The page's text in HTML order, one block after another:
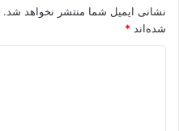
نشانی ایمیل شما منتشر نخواهد شد.
شده‌اند *